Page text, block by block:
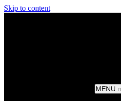
Skip to content
MENU